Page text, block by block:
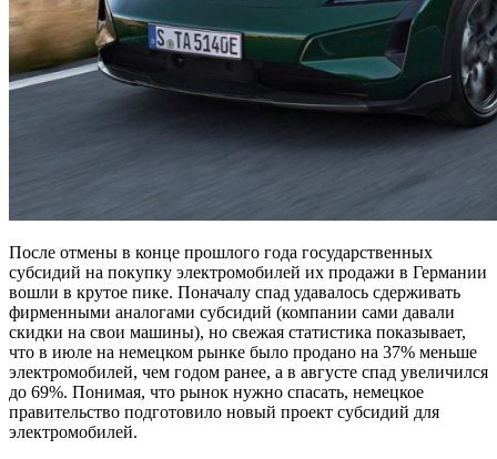
После отмены в конце прошлого года государственных
субсидий на покупку электромобилей их продажи в Германии
вошли в крутое пике. Поначалу спад удавалось сдерживать
фирменными аналогами субсидий (компании сами давали
скидки на свои машины), но свежая статистика показывает,
что в июле на немецком рынке было продано на 37% меньше
электромобилей, чем годом ранее, а в августе спад увеличился
до 69%. Понимая, что рынок нужно спасать, немецкое
правительство подготовило новый проект субсидий для
электромобилей.